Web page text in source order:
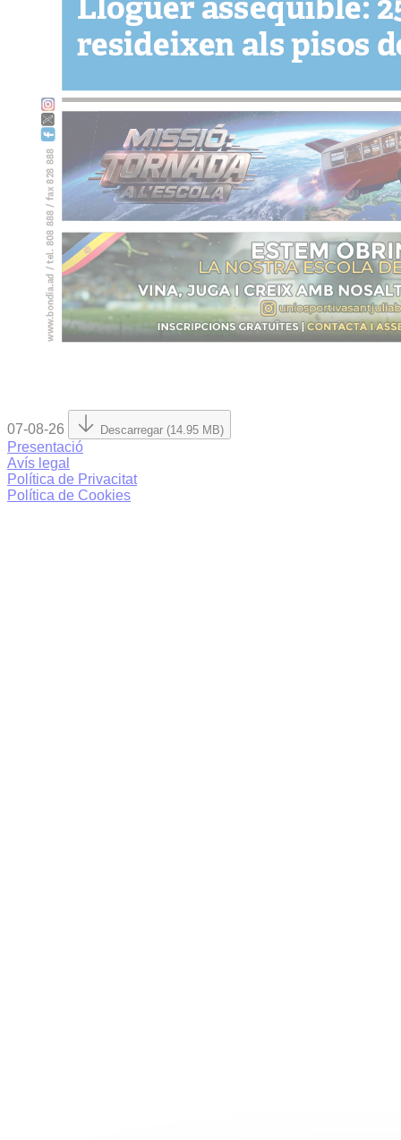
07-08-26 Descarregar (14.95 MB)
Presentació
Avís legal
Política de Privacitat
Política de Cookies